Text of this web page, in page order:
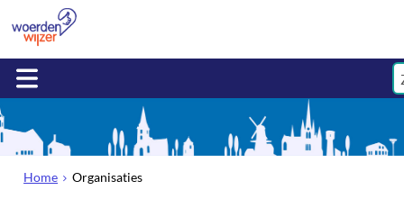
Home Organisaties